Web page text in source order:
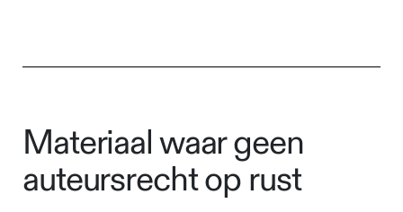
Materiaal waar geen
auteursrecht op rust